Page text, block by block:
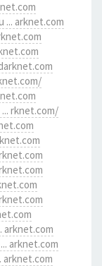
... arknet.com
rknet.com/
arknet.com